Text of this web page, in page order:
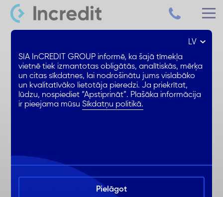
Patēriņa kredīts līdz 15 000 €
Samazināta % likme
1. mēnesis BEZ ikmēneša %
Ērta noformēšana online
LV
SIA InCREDIT GROUP informē, ka šajā tīmekļa
vietnē tiek izmantotas obligātās, analītiskās, mērķa
un citas sīkdatnes, lai nodrošinātu jums vislabāko
un kvalitatīvāko lietotāja pieredzi. Ja priekrītat,
lūdzu, nospiediet “Apstiprināt”. Plašāka informācija
ir pieejama mūsuSīkdatņu politikā.
Pielāgot